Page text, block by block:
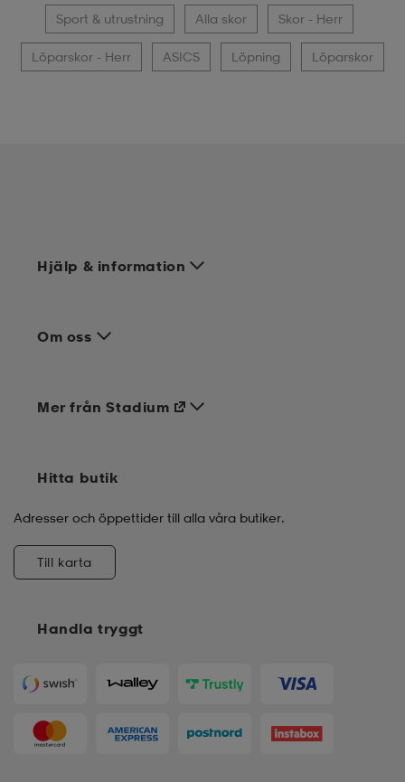
Sport & utrustning Alla skor Skor - Herr
Löparskor - Herr ASICS Löpning Löparskor
Hjälp & information
Om oss
Handla tryggt
Mer från Stadium
Hitta butik
Adresser och öppettider till alla våra butiker.
Till karta